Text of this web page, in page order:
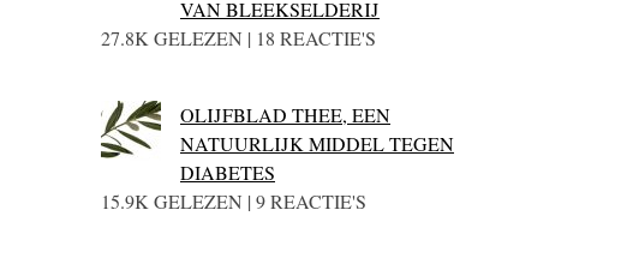
VAN BLEEKSELDERIJ
27.8K GELEZEN | 18 REACTIE'S
OLIJFBLAD THEE, EEN
NATUURLIJK MIDDEL TEGEN
DIABETES
15.9K GELEZEN | 9 REACTIE'S